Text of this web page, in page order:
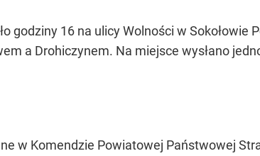
godziny 16 na ulicy Wolności w Sokołowie
a Drohiczynem. Na miejsce wysłano
w Komendzie Powiatowej Państwowej